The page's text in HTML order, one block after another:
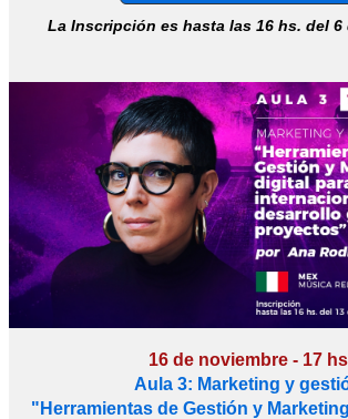
La Inscripción es hasta las 16 hs. del 6
16 de noviembre - 17 hs
Aula 3: Marketing y
"Herramientas de Gestión y